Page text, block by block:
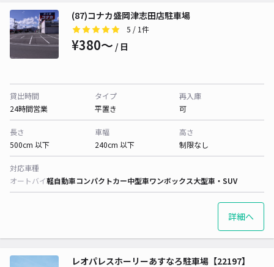
(87)コナカ盛岡津志田店駐車場
5 / 1件
¥380〜 / 日
貸出時間
24時間営業
タイプ
平置き
再入庫
可
長さ
500cm 以下
車幅
240cm 以下
高さ
制限なし
対応車種
オートバイ軽自動車コンパクトカー中型車ワンボックス大型車・SUV
詳細へ
レオパレスホーリーあすなろ駐車場【22197】